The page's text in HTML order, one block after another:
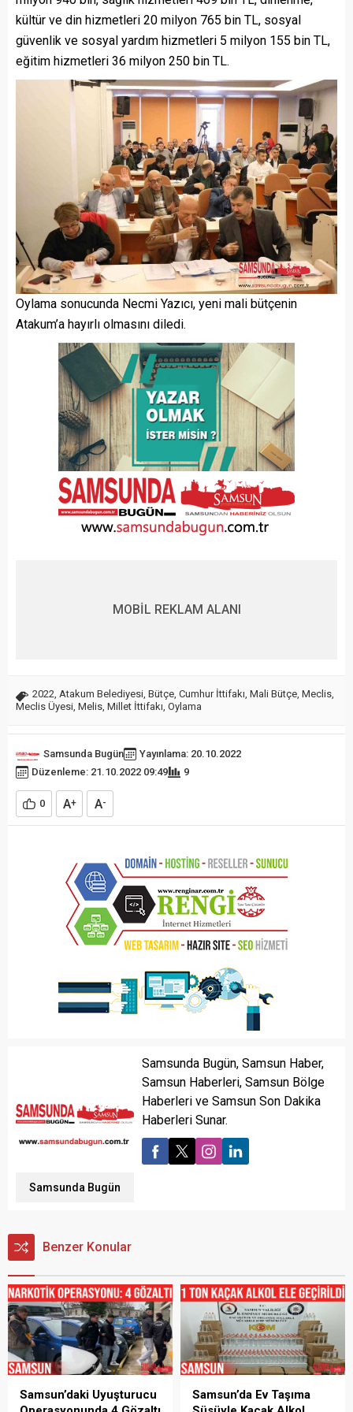
kültür ve din hizmetleri 20 milyon 765 bin TL, sosyal
güvenlik ve sosyal yardım hizmetleri 5 milyon 155 bin TL,
eğitim hizmetleri 36 milyon 250 bin TL.
Oylama sonucunda Necmi Yazıcı, yeni mali bütçenin
Atakum’a hayırlı olmasını diledi.
MOBİL REKLAM ALANI
2022 Atakum Belediyesi Bütçe Cumhur İttifakı Mali Bütçe Meclis
Meclis Üyesi Melis Millet İttifakı Oylama
Samsunda Bugün
Yayınlama: 20.10.2022
Düzenleme: 21.10.2022 09:49
9
0 A+ A-
Samsunda Bugün
Samsunda Bugün, Samsun Haber,
Samsun Haberleri, Samsun Bölge
Haberleri ve Samsun Son Dakika
Haberleri Sunar.
Benzer Konular
Samsun’daki Uyuşturucu
Samsun’da Ev Taşıma